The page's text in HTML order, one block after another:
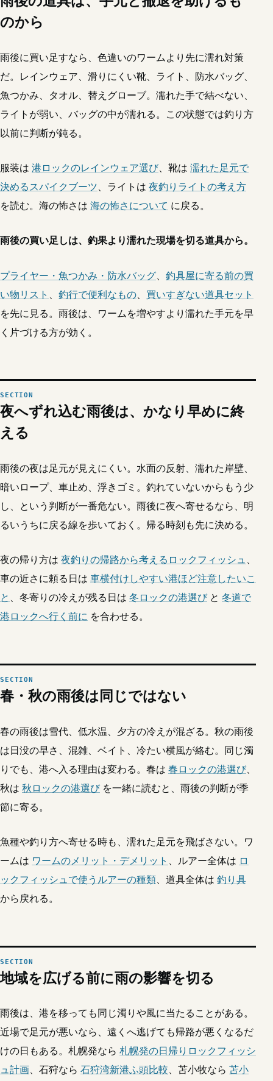
のから
雨後に買い足すなら、色違いのワームより先に濡れ対策
だ。レインウェア、滑りにくい靴、ライト、防水バッグ、
魚つかみ、タオル、替えグローブ。濡れた手で結べない、
ライトが弱い、バッグの中が濡れる。この状態では釣り方
以前に判断が鈍る。
服装は 港ロックのレインウェア選び、靴は 濡れた足元で
決めるスパイクブーツ、ライトは 夜釣りライトの考え方
を読む。海の怖さは 海の怖さについて に戻る。
雨後の買い足しは、釣果より濡れた現場を切る道具から。
プライヤー・魚つかみ・防水バッグ、 釣具屋に寄る前の買
い物リスト 、 釣行で便利なもの、 買いすぎない道具セット
を先に見る。雨後は、ワームを増やすより濡れた手元を早
く片づける方が効く。
夜へずれ込む雨後は、かなり早めに終
える
雨後の夜は足元が見えにくい。水面の反射、濡れた岸壁、
暗いロープ、車止め、浮きゴミ。釣れていないからもう少
し、という判断が一番危ない。雨後に夜へ寄せるなら、明
るいうちに戻る線を歩いておく。帰る時刻も先に決める。
夜の帰り方は 夜釣りの帰路から考えるロックフィッシュ、
車の近さに頼る日は 車横付けしやすい港ほど注意したいこ
と 、冬寄りの冷えが残る日は 冬ロックの港選びと 冬道で
港ロックへ行く前に を合わせる。
春・秋の雨後は同じではない
春の雨後は雪代、低水温、夕方の冷えが混ざる。秋の雨後
は日没の早さ、混雑、ベイト、冷たい横風が絡む。同じ濁
りでも、港へ入る理由は変わる。春は 春ロックの港選び、
秋は 秋ロックの港選びを一緒に読むと、雨後の判断が季
節に寄る。
魚種や釣り方へ寄せる時も、濡れた足元を飛ばさない。ワ
ームは ワームのメリット・デメリット 、ルアー全体は ロ
ックフィッシュで使うルアーの種類、道具全体は 釣り具
から戻れる。
地域を広げる前に雨の影響を切る
雨後は、港を移っても同じ濁りや風に当たることがある。
近場で足元が悪いなら、遠くへ逃げても帰路が悪くなるだ
けの日もある。札幌発なら 札幌発の日帰りロックフィッシ
ュ計画、石狩なら 石狩湾新港ふ頭比較、苫小牧なら 苫小